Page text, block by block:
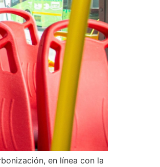
en línea con la